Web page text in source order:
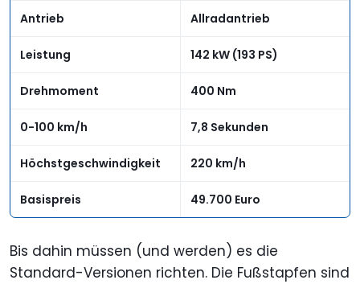
Antrieb Allradantrieb
Leistung 142 kW (193 PS)
Drehmoment 400 Nm
0-100 km/h 7,8 Sekunden
Höchstgeschwindigkeit 220 km/h
Basispreis 49.700 Euro
Bis dahin müssen (und werden) es die
Standard-Versionen richten. Die Fußstapfen sind